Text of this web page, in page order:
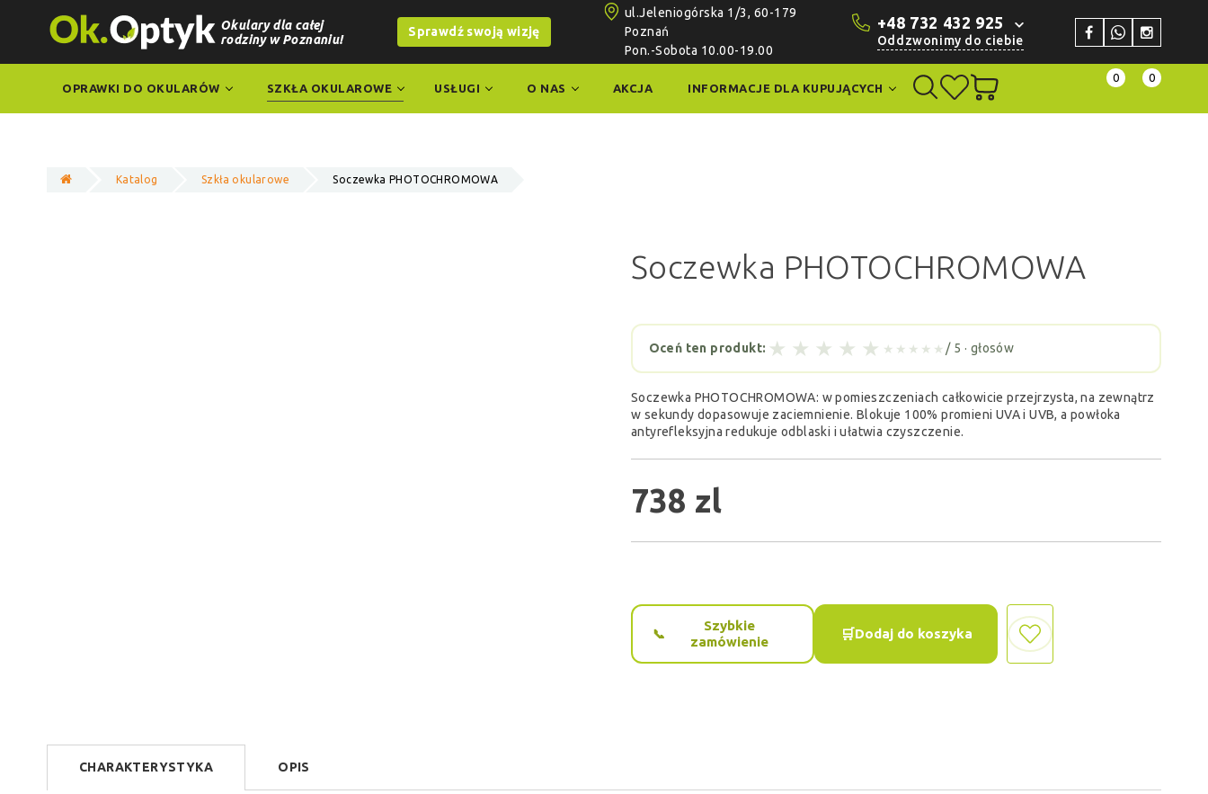
Okulary dla całej
rodziny w Poznaniu!
Sprawdź swoją wizję
ul.Jeleniogórska 1/3, 60-179
Poznań
Pon.-Sobota 10.00-19.00
+48 732 432 925
Oddzwonimy do ciebie
OPRAWKI DO OKULARÓW SZKŁA OKULAROWE USŁUGI O NAS AKCJA INFORMACJE DLA KUPUJĄCYCH
0 0
Katalog Szkła okularowe Soczewka PHOTOCHROMOWA
Soczewka PHOTOCHROMOWA
Oceń ten produkt: ★ ★ ★ ★ ★ ★★★★★/ 5 · głosów
Soczewka PHOTOCHROMOWA: w pomieszczeniach całkowicie przejrzysta, na zewnątrz
w sekundy dopasowuje zaciemnienie. Blokuje 100% promieni UVA i UVB, a powłoka
antyrefleksyjna redukuje odblaski i ułatwia czyszczenie.
738 zl
Szybkie
zamówienie
Dodaj do koszyka
CHARAKTERYSTYKA OPIS